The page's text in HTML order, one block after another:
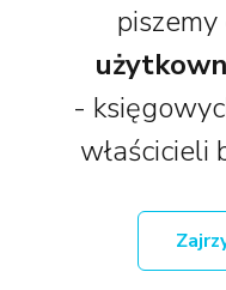
-
właścicieli